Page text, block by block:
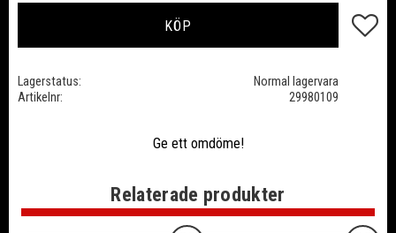
KÖP Lägg
Lagerstatus
Normal lagervara
Artikelnr
29980109
Ge ett omdöme!
Relaterade produkter